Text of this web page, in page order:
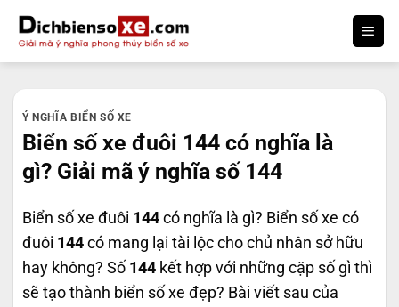
qua
nội
Ý NGHĨA BIỂN SỐ XE
Biển số xe đuôi 144 có nghĩa là
gì? Giải mã ý nghĩa số 144
Biển số xe đuôi 144 có nghĩa là gì? Biển số xe có
đuôi 144 có mang lại tài lộc cho chủ nhân sở hữu
hay không? Số 144 kết hợp với những cặp số gì thì
sẽ tạo thành biển số xe đẹp? Bài viết sau của